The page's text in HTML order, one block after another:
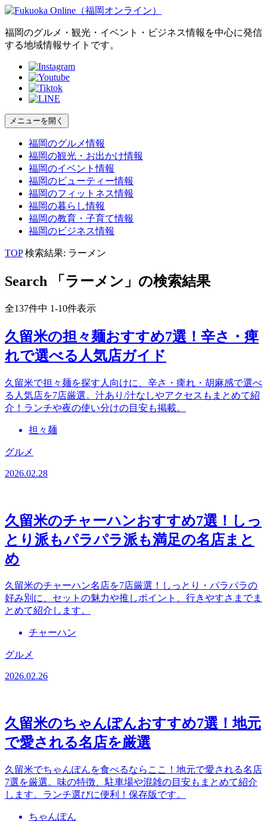
福岡のグルメ・観光・イベント・ビジネス情報を中心に発信
する地域情報サイトです。
メニューを開く
福岡のグルメ情報
福岡の観光・お出かけ情報
福岡のイベント情報
福岡のビューティー情報
福岡のフィットネス情報
福岡の暮らし情報
福岡の教育・子育て情報
福岡のビジネス情報
TOP 検索結果: ラーメン
Search 「ラーメン」の検索結果
全137件中 1-10件表示
久留米の担々麺おすすめ7選！辛さ・痺
れで選べる人気店ガイド
久留米で担々麺を探す人向けに、辛さ・痺れ・胡麻感で選べ
る人気店を7店厳選。汁あり/汁なしやアクセスもまとめて紹
介！ランチや夜の使い分けの目安も掲載。
担々麺
グルメ
2026.02.28
久留米のチャーハンおすすめ7選！しっ
とり派もパラパラ派も満足の名店まと
め
久留米のチャーハン名店を7店厳選！しっとり・パラパラの
好み別に、セットの魅力や推しポイント、行きやすさまでま
とめて紹介します。
チャーハン
グルメ
2026.02.26
久留米のちゃんぽんおすすめ7選！地元
で愛される名店を厳選
久留米でちゃんぽんを食べるならここ！地元で愛される名店
7選を厳選。味の特徴、駐車場や混雑の目安もまとめて紹介
します。ランチ選びに便利！保存版です。
ちゃんぽん